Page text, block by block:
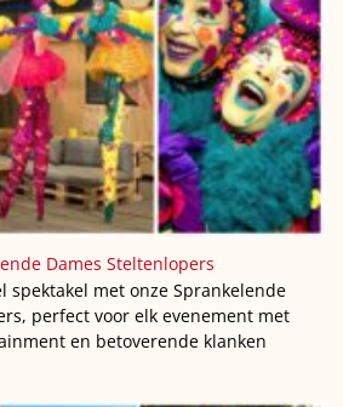
Dames Steltenlopers
spektakel met onze Sprankelende
perfect voor elk evenement met
en betoverende klanken